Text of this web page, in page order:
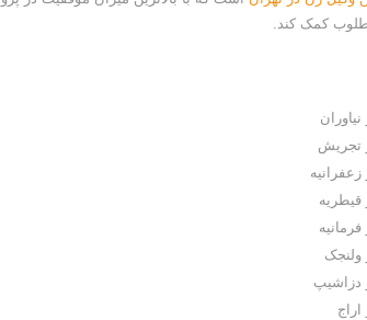
کمک کند.
تجریش
ولنجک
دزاشیپ